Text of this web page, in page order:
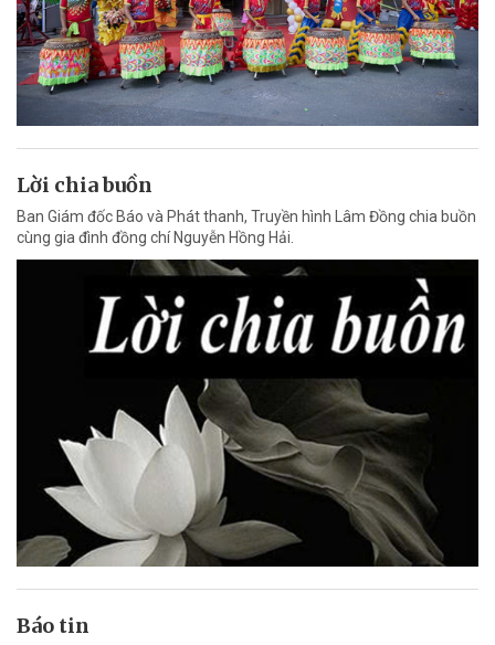
Lời chia buồn
Ban Giám đốc Báo và Phát thanh, Truyền hình Lâm Đồng chia buồn
cùng gia đình đồng chí Nguyễn Hồng Hải.
Báo tin